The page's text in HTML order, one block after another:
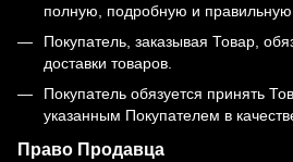
полную, подробную и
Покупатель, заказывая Товар,
доставки товаров.
Покупатель обязуется принять
указанным Покупателем в
Право Продавца